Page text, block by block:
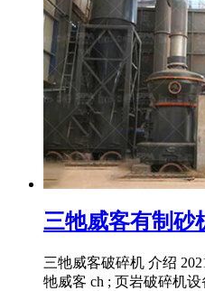
三牠威客有制砂
三牠威客破碎机 介绍
牠威客 ch ; 页岩破碎机